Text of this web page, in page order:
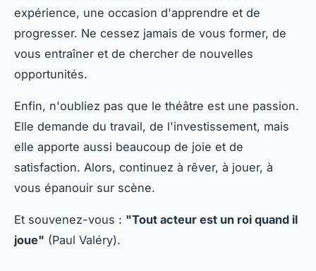
expérience, une occasion d'apprendre et de
progresser. Ne cessez jamais de vous former, de
vous entraîner et de chercher de nouvelles
opportunités.
Enfin, n'oubliez pas que le théâtre est une passion.
Elle demande du travail, de l'investissement, mais
elle apporte aussi beaucoup de joie et de
satisfaction. Alors, continuez à rêver, à jouer, à
vous épanouir sur scène.
Et souvenez-vous : "Tout acteur est un roi quand il
joue" (Paul Valéry).